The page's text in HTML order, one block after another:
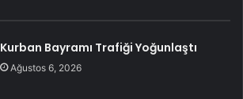
Kurban Bayramı Trafiği Yoğunlaştı
Ağustos 6, 2026